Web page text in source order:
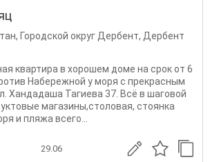
, Городской округ Дербент, Дербент
квартира в хорошем доме на срок от 6
Набережной у моря с прекрасным
Хандадаша Тагиева 37. Всё в шаговой
магазины,столовая, стоянка
и пляжа всего...
29.06